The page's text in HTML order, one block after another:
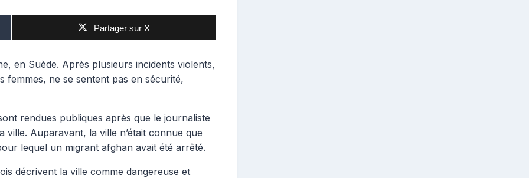
Partager sur X
en Suède. Après plusieurs incidents violents,
femmes, ne se sentent pas en sécurité,
rendues publiques après que le journaliste
ville. Auparavant, la ville n’était connue que
lequel un migrant afghan avait été arrêté.
décrivent la ville comme dangereuse et